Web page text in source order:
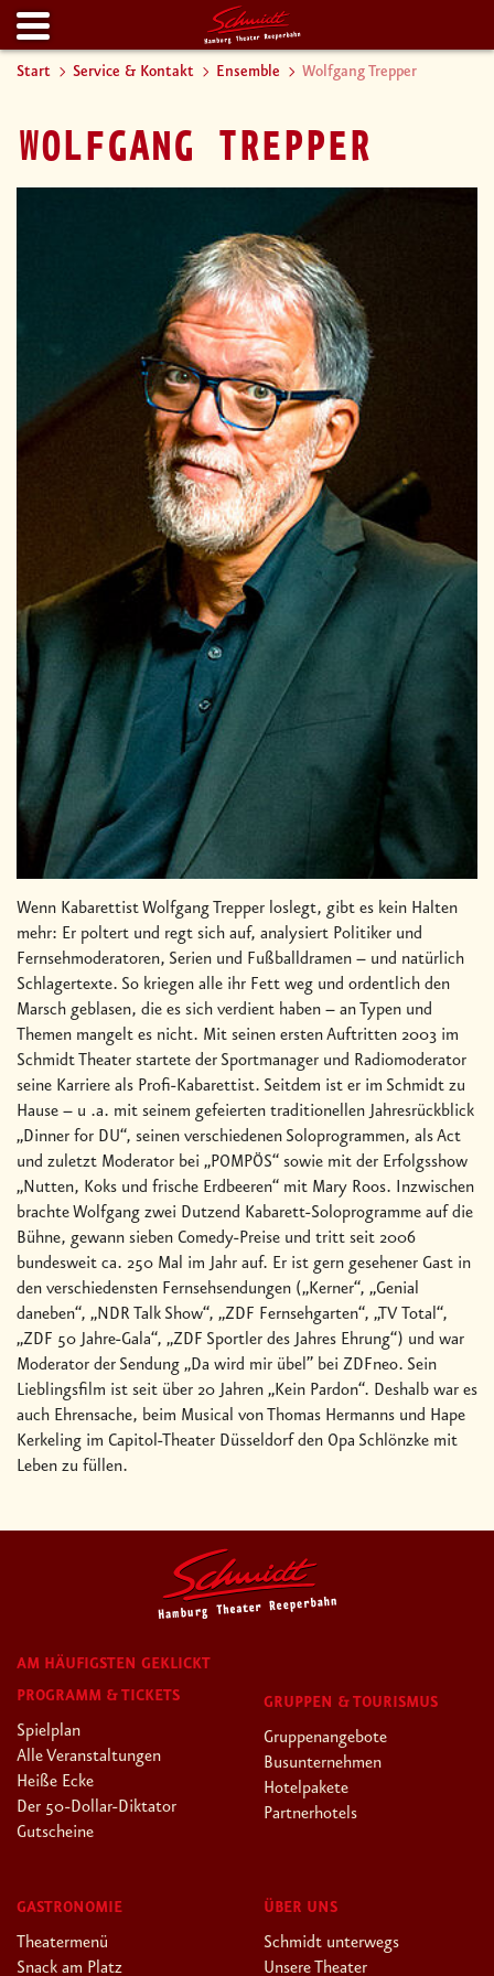
Start Service & Kontakt Ensemble Wolfgang Trepper
WOLFGANG TREPPER
Wenn Kabarettist Wolfgang Trepper loslegt, gibt es kein Halten
mehr: Er poltert und regt sich auf, analysiert Politiker und
Fernsehmoderatoren, Serien und Fußballdramen – und natürlich
Schlagertexte. So kriegen alle ihr Fett weg und ordentlich den
Marsch geblasen, die es sich verdient haben – an Typen und
Themen mangelt es nicht. Mit seinen ersten Auftritten 2003 im
Schmidt Theater startete der Sportmanager und Radiomoderator
seine Karriere als Profi-Kabarettist. Seitdem ist er im Schmidt zu
Hause – u .a. mit seinem gefeierten traditionellen Jahresrückblick
„Dinner for DU“, seinen verschiedenen Soloprogrammen, als Act
und zuletzt Moderator bei „POMPÖS“ sowie mit der Erfolgsshow
„Nutten, Koks und frische Erdbeeren“ mit Mary Roos. Inzwischen
brachte Wolfgang zwei Dutzend Kabarett-Soloprogramme auf die
Bühne, gewann sieben Comedy-Preise und tritt seit 2006
bundesweit ca. 250 Mal im Jahr auf. Er ist gern gesehener Gast in
den verschiedensten Fernsehsendungen („Kerner“, „Genial
daneben“, „NDR Talk Show“, „ZDF Fernsehgarten“, „TV Total“,
„ZDF 50 Jahre-Gala“, „ZDF Sportler des Jahres Ehrung“) und war
Moderator der Sendung „Da wird mir übel” bei ZDFneo. Sein
Lieblingsfilm ist seit über 20 Jahren „Kein Pardon“. Deshalb war es
auch Ehrensache, beim Musical von Thomas Hermanns und Hape
Kerkeling im Capitol-Theater Düsseldorf den Opa Schlönzke mit
Leben zu füllen.
AM HÄUFIGSTEN GEKLICKT
PROGRAMM & TICKETS
Spielplan
Alle Veranstaltungen
Heiße Ecke
Der 50-Dollar-Diktator
Gutscheine
GRUPPEN & TOURISMUS
Gruppenangebote
Busunternehmen
Hotelpakete
Partnerhotels
GASTRONOMIE
Theatermenü
Snack am Platz
ÜBER UNS
Schmidt unterwegs
Unsere Theater